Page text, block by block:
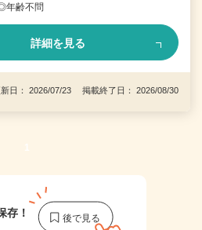
齢不問
詳細を見る
日： 2026/07/23 掲載終了日： 2026/08/30
1
存！